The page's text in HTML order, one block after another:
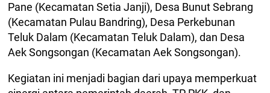
Pane (Kecamatan Setia Janji), Desa Bunut Sebrang
(Kecamatan Pulau Bandring), Desa Perkebunan
Teluk Dalam (Kecamatan Teluk Dalam), dan Desa
Aek Songsongan (Kecamatan Aek Songsongan).
Kegiatan ini menjadi bagian dari upaya memperkuat